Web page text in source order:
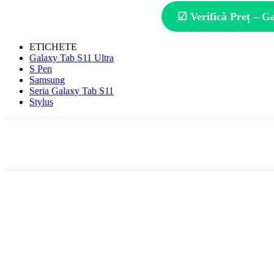
☑ Verifică Preț –
ETICHETE
Galaxy Tab S11 Ultra
S Pen
Samsung
Seria Galaxy Tab S11
Stylus